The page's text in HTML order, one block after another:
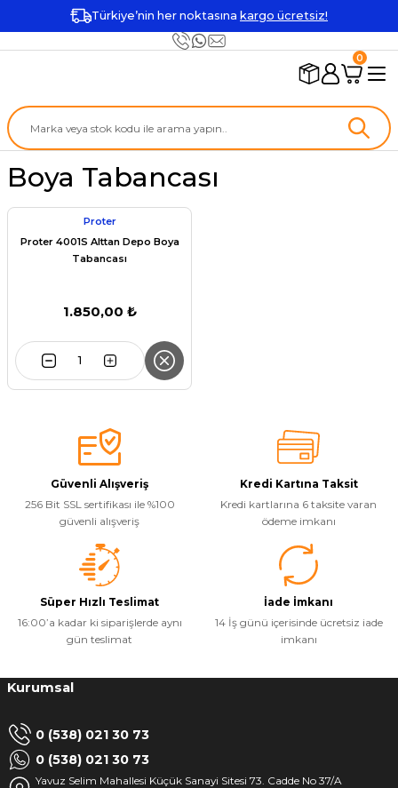
Türkiye’nin her noktasına kargo ücretsiz!
0
Boya Tabancası
Proter
Proter 4001S Alttan Depo Boya
Tabancası
1.850,00 ₺
Güvenli Alışveriş
256 Bit SSL sertifikası ile %100
güvenli alışveriş
Kredi Kartına Taksit
Kredi kartlarına 6 taksite varan
ödeme imkanı
Süper Hızlı Teslimat
16:00’a kadar ki siparişlerde aynı
gün teslimat
İade İmkanı
14 İş günü içerisinde ücretsiz iade
imkanı
Kurumsal
0 (538) 021 30 73
0 (538) 021 30 73
Yavuz Selim Mahallesi Küçük Sanayi Sitesi 73. Cadde No 37/A